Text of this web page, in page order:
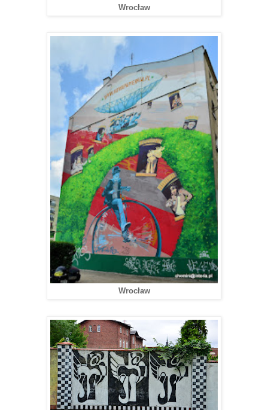
Wrocław
Wrocław